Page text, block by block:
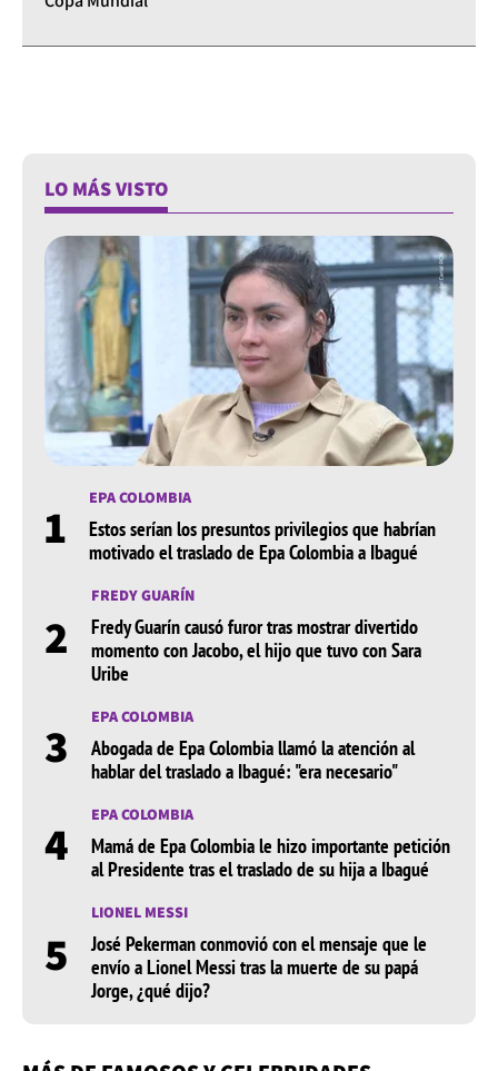
LO MÁS VISTO
1 EPA COLOMBIA
Estos serían los presuntos privilegios que habrían
motivado el traslado de Epa Colombia a Ibagué
2
FREDY GUARÍN
Fredy Guarín causó furor tras mostrar divertido
momento con Jacobo, el hijo que tuvo con Sara
Uribe
3 EPA COLOMBIA
Abogada de Epa Colombia llamó la atención al
hablar del traslado a Ibagué: "era necesario"
4 EPA COLOMBIA
Mamá de Epa Colombia le hizo importante petición
al Presidente tras el traslado de su hija a Ibagué
5
LIONEL MESSI
José Pekerman conmovió con el mensaje que le
envío a Lionel Messi tras la muerte de su papá
Jorge, ¿qué dijo?